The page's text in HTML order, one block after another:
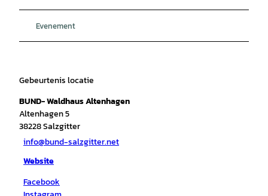
Evenement
Gebeurtenis locatie
BUND- Waldhaus Altenhagen
Altenhagen 5
38228Salzgitter
info@bund-salzgitter.net
Website
Facebook